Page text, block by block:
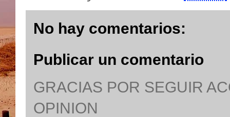
No hay comentarios:
Publicar un comentario
GRACIAS POR SEGUIR
OPINION